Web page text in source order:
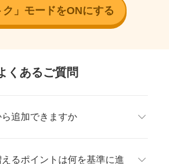
ク」モードをONにする
くあるご質問
追加できますか
るポイントは何を基準に進